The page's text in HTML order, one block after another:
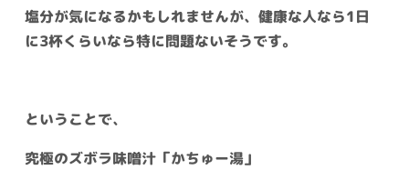
塩分が気になるかもしれませんが、健康な人なら1日
に3杯くらいなら特に問題ないそうです。
ということで、
究極のズボラ味噌汁「かちゅー湯」